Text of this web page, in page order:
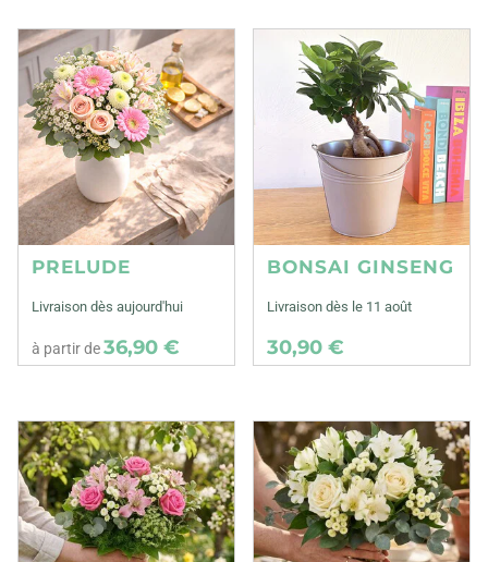
PRELUDE
Livraison dès aujourd'hui
à partir de36,90 €
BONSAI GINSENG
Livraison dès le 11 août
30,90 €